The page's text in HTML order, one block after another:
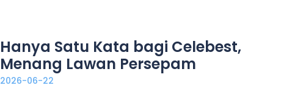
Hanya Satu Kata bagi Celebest,
Menang Lawan Persepam
2026-06-22